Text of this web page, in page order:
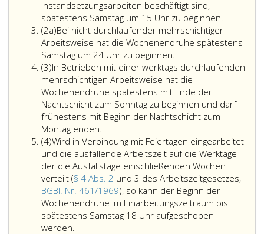
eine
der
fallen
Instandsetzungsarbeiten beschäftigt sind,
spätestens Samstag um 15 Uhr zu beginnen.
(2a)Absatz
2
a
Bei nicht durchlaufender mehrschichtiger
Arbeitsweise hat die Wochenendruhe spätestens
Samstag um 24 Uhr zu beginnen.
(3)Absatz
3
In Betrieben mit einer werktags durchlaufenden
mehrschichtigen Arbeitsweise hat die
Wochenendruhe spätestens mit Ende der
Nachtschicht zum Sonntag zu beginnen und darf
frühestens mit Beginn der Nachtschicht zum
Montag enden.
(4)Absatz
4
Wird in Verbindung mit Feiertagen eingearbeitet
und die ausfallende Arbeitszeit auf die Werktage
der die Ausfallstage einschließenden Wochen
verteilt (§ 4 Abs. 2 und 3 des Arbeitszeitgesetzes,
BGBl. Nr. 461/1969), so kann der Beginn der
Wochenendruhe im Einarbeitungszeitraum bis
spätestens Samstag 18 Uhr aufgeschoben
werden.